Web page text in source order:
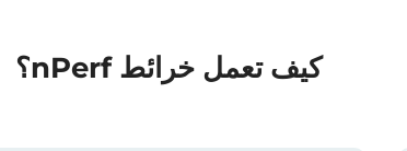
كيف تعمل خرائط nPerf؟